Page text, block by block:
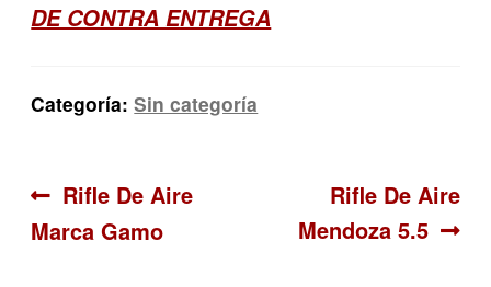
DE CONTRA ENTREGA
Categoría:Sin categoría
Navegación
de
Anterior:
Rifle De Aire
Marca Gamo
Siguiente:
Rifle De Aire
Mendoza 5.5